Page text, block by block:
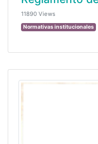
11890 Views
Normativas institucionales